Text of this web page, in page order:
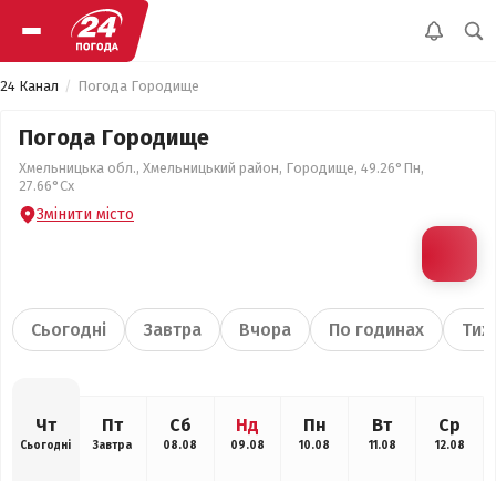
24 Канал Погода Городище
Погода Городище
Хмельницька обл., Хмельницький район, Городище, 49.26°Пн,
27.66°Сх
Змінити місто
Сьогодні Завтра Вчора По годинах
Чт
Сьогодні
Пт
Завтра
Сб
08.08
Нд
09.08
Пн
10.08
Вт
11.08
Ср
12.08